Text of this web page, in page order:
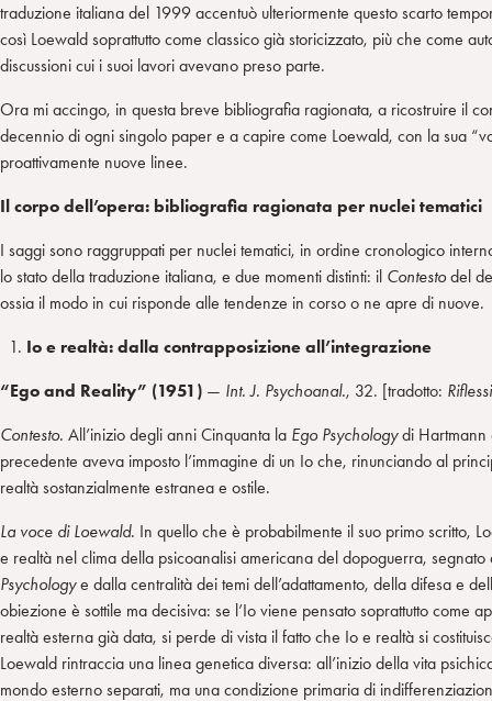
traduzione italiana del 1999 accentuò ulteriormente questo scarto
così Loewald soprattutto come classico già storicizzato, più che come
discussioni cui i suoi lavori avevano preso parte.
Ora mi accingo, in questa breve bibliografia ragionata, a ricostruire il
decennio di ogni singolo paper e a capire come Loewald, con la sua
proattivamente nuove linee.
Il corpo dell’opera: bibliografia ragionata per nuclei tematici
I saggi sono raggruppati per nuclei tematici, in ordine cronologico
lo stato della traduzione italiana, e due momenti distinti: il Contestodel
ossia il modo in cui risponde alle tendenze in corso o ne apre di nuove.
Io e realtà: dalla contrapposizione all’integrazione
“Ego and Reality” (1951) — Int. J. Psychoanal., 32. [tradotto:
Contesto. All’inizio degli anni Cinquanta la Ego Psychologydi Hartmann
precedente aveva imposto l’immagine di un Io che, rinunciando al
realtà sostanzialmente estranea e ostile.
La voce di Loewald. In quello che è probabilmente il suo primo scritto,
e realtà nel clima della psicoanalisi americana del dopoguerra,
Psychologye dalla centralità dei temi dell’adattamento, della difesa e
obiezione è sottile ma decisiva: se l’Io viene pensato soprattutto come
realtà esterna già data, si perde di vista il fatto che Io e realtà si
Loewald rintraccia una linea genetica diversa: all’inizio della vita
mondo esterno separati, ma una condizione primaria di